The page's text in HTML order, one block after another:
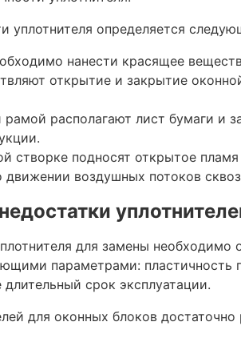
уплотнителя определяется
нанести красящее
открытие и закрытие
располагают лист бумаги и
створке подносят открытое
движении воздушных потоков
для замены
параметрами: пластичность
срок эксплуатации.
для оконных блоков